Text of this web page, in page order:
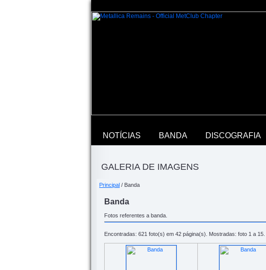
NOTÍCIAS BANDA DISCOGRAFIA
GALERIA DE IMAGENS
Principal / Banda
Banda
Fotos referentes a banda.
Encontradas: 621 foto(s) em 42 página(s). Mostradas: foto 1 a 15.